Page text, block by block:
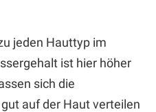
jeden Hauttyp im
ist hier höher
sich die
auf der Haut verteilen